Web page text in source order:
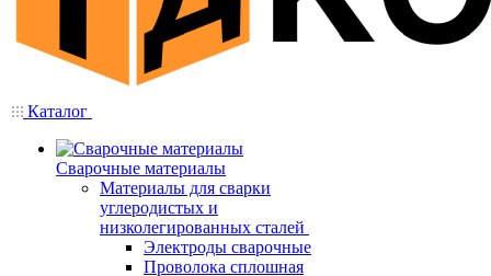
Каталог
Сварочные материалы
Материалы для сварки
углеродистых и
низколегированных сталей
Электроды сварочные
Проволока сплошная